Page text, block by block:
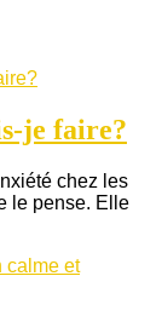
je faire?
chez les
le pense. Elle